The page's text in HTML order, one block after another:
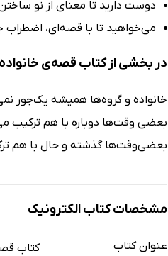
دوست دارید تا معنای از نو ساختن و امید به
می‌خواهید تا با قصه‌ای، اضطراب
در بخشی از کتاب قصه‌ی
خانواده و گروه‌ها همیشه یک‌جور
بعضی وقت‌ها دوباره با هم ترکیب
بعضی‌وقت‌ها گذشته و حال با هم
مشخصات کتاب الکترونیک
عنوان کتاب
کتاب